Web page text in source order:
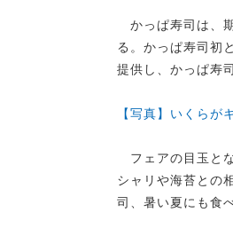
かっぱ寿司は、
る。かっぱ寿司初
提供し、かっぱ寿
【写真】いくらが
フェアの目玉と
シャリや海苔との
司、暑い夏にも食